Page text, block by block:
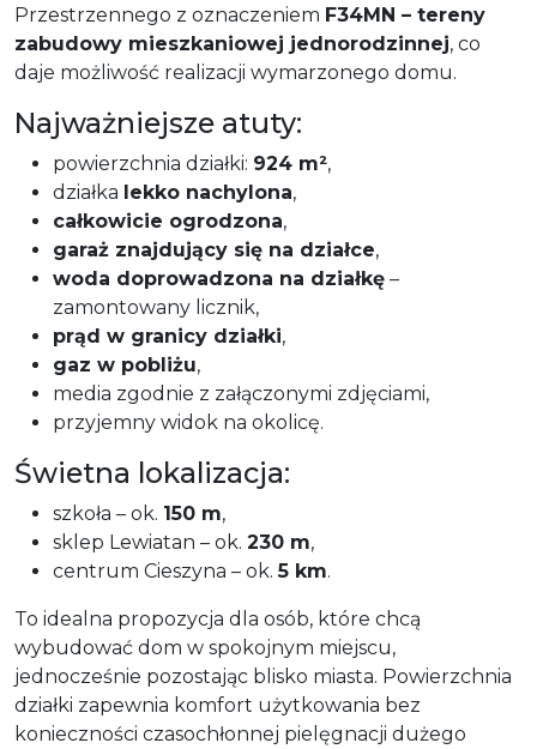
Przestrzennego z oznaczeniem F34MN – tereny
zabudowy mieszkaniowej jednorodzinnej, co
daje możliwość realizacji wymarzonego domu.
Najważniejsze atuty:
powierzchnia działki: 924 m²,
działka lekko nachylona,
całkowicie ogrodzona,
garaż znajdujący się na działce,
woda doprowadzona na działkę –
zamontowany licznik,
prąd w granicy działki,
gaz w pobliżu,
media zgodnie z załączonymi zdjęciami,
przyjemny widok na okolicę.
Świetna lokalizacja:
szkoła – ok. 150 m,
sklep Lewiatan – ok. 230 m,
centrum Cieszyna – ok.5 km.
To idealna propozycja dla osób, które chcą
wybudować dom w spokojnym miejscu,
jednocześnie pozostając blisko miasta. Powierzchnia
działki zapewnia komfort użytkowania bez
konieczności czasochłonnej pielęgnacji dużego